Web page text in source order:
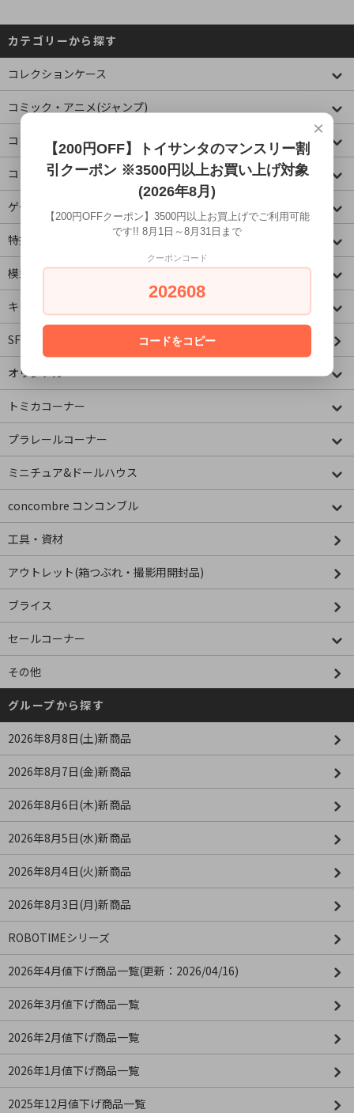
カテゴリーから探す
コレクションケース
コミック・アニメ(ジャンプ)
コミック・アニメ(その他)
コミック・アニメ(ラノベ系)
ゲームキャラクター
特撮・ヒーロー
模型・ミニチュア
キャラクター
SF・映画・アメコミ
オリジナル
トミカコーナー
プラレールコーナー
ミニチュア&ドールハウス
concombre コンコンブル
工具・資材
アウトレット(箱つぶれ・撮影用開封品)
ブライス
セールコーナー
その他
グループから探す
2026年8月8日(土)新商品
2026年8月7日(金)新商品
2026年8月6日(木)新商品
2026年8月5日(水)新商品
2026年8月4日(火)新商品
2026年8月3日(月)新商品
ROBOTIMEシリーズ
2026年4月値下げ商品一覧(更新：2026/04/16)
2026年3月値下げ商品一覧
2026年2月値下げ商品一覧
2026年1月値下げ商品一覧
2025年12月値下げ商品一覧
×
【200円OFF】トイサンタのマンスリー割
引クーポン ※3500円以上お買い上げ対象
(2026年8月)
【200円OFFクーポン】3500円以上お買上げでご利用可能
です!! 8月1日～8月31日まで
クーポンコード
202608
コードをコピー